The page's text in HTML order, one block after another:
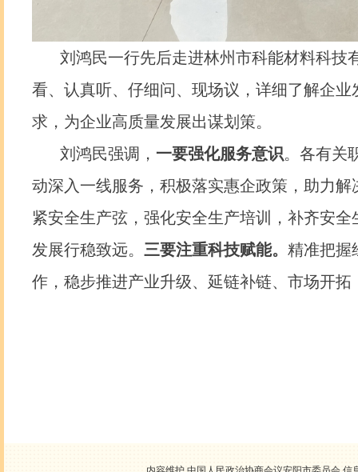
刘鸿民一行先后走进林州市科能材料科技
看、认真听、仔细问、现场议，详细了解企
求，为企业高质量发展出谋划策。
刘鸿民强调， 一要强化服务意识。各有关
动深入一线服务，积极落实惠企政策，助力
紧安全生产弦，强化安全生产培训，补齐安
发展行稳致远。 三要注重科技赋能。 精准把握
作，稳步推进产业升级、延链补链、市场开